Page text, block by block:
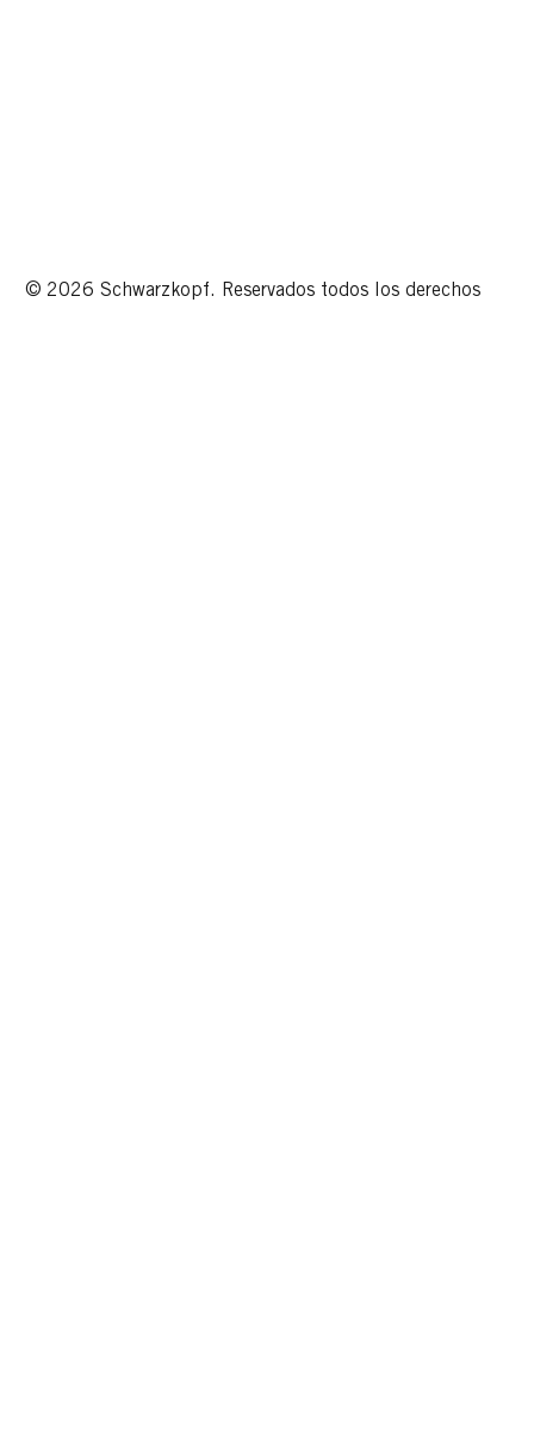
© 2026 Schwarzkopf. Reservados todos los derechos